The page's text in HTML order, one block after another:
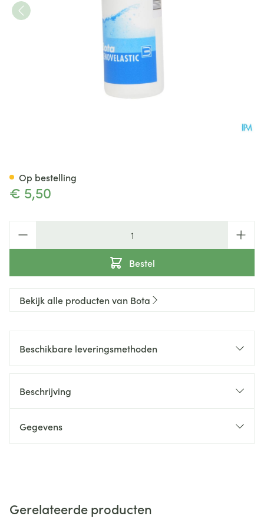
€ 5,50
Bestel
Op bestelling
Bekijk alle producten van Bota
Beschikbare leveringsmethoden
Beschrijving
Gegevens
Gerelateerde producten